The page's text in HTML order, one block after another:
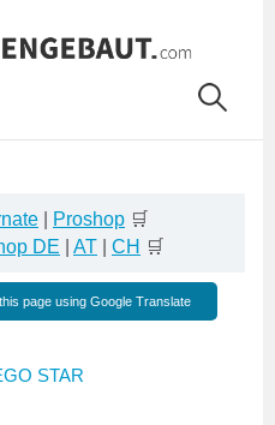
Proshop 🛒
DE AT CH 🛒
page using Google Translate
STAR